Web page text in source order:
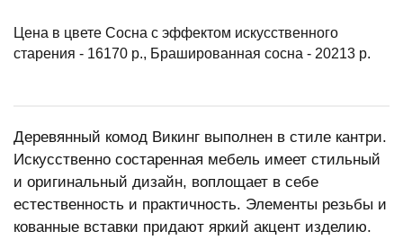
Цена в цвете Сосна с эффектом искусственного
старения - 16170 р., Брашированная сосна - 20213 р.
Деревянный комод Викинг выполнен в стиле кантри.
Искусственно состаренная мебель имеет стильный
и оригинальный дизайн, воплощает в себе
естественность и практичность. Элементы резьбы и
кованные вставки придают яркий акцент изделию.